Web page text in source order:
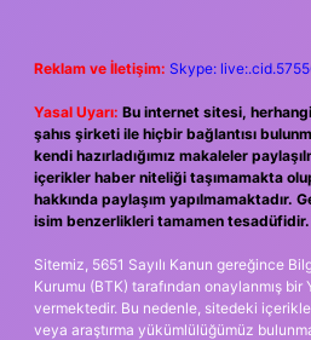
Reklam ve İletişim: Skype:
Yasal Uyarı: Bu internet sitesi,
şahıs şirketi ile hiçbir bağlantısı
kendi hazırladığımız makaleler
içerikler haber niteliği taşımamakta
hakkında paylaşım yapılmamaktadır.
isim benzerlikleri tamamen tesadüfidir.
Sitemiz, 5651 Sayılı Kanun gereğince
Kurumu (BTK) tarafından onaylanmış bir
vermektedir. Bu nedenle, sitedeki
veya araştırma yükümlülüğümüz